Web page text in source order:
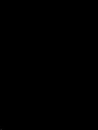
warunkach
stałą lepkość,
utleniania, pozwala
starzeniem